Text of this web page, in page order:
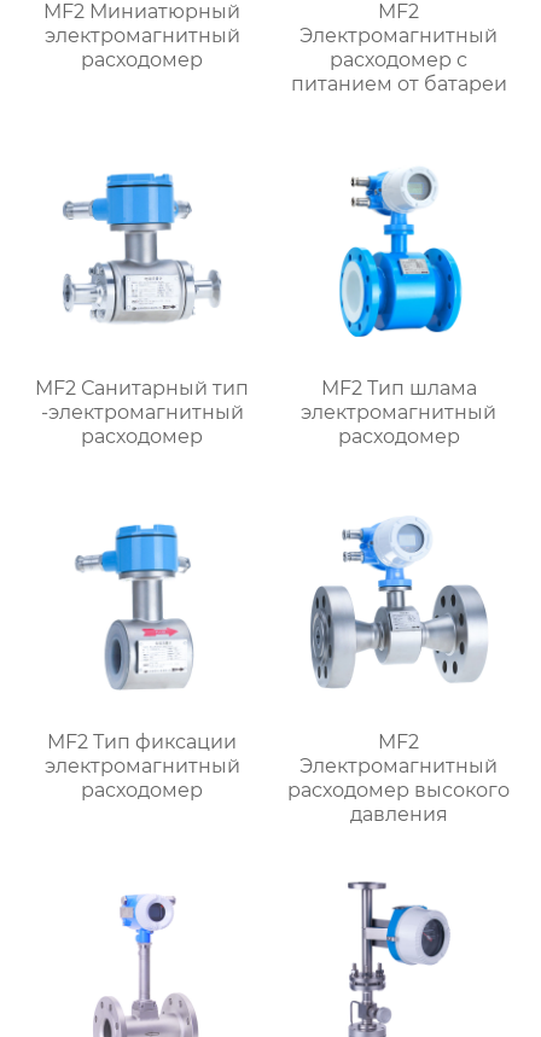
MF2 Миниатюрный
электромагнитный
расходомер
MF2
Электромагнитный
расходомер с
питанием от батареи
MF2 Санитарный тип
-электромагнитный
расходомер
MF2 Тип шлама
электромагнитный
расходомер
MF2 Тип фиксации
электромагнитный
расходомер
MF2
Электромагнитный
расходомер высокого
давления